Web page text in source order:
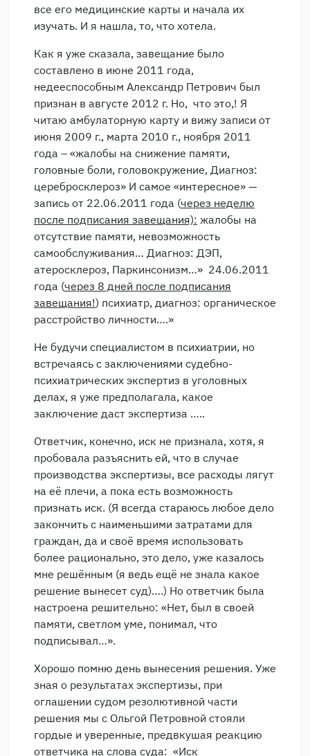
все его медицинские карты и начала их
изучать. И я нашла, то, что хотела.
Как я уже сказала, завещание было
составлено в июне 2011 года,
недееспособным Александр Петрович был
признан в августе 2012 г. Но, что это,! Я
читаю амбулаторную карту и вижу записи от
июня 2009 г., марта 2010 г., ноября 2011
года – «жалобы на снижение памяти,
головные боли, головокружение, Диагноз:
церебросклероз» И самое «интересное» —
запись от 22.06.2011 года (через неделю
после подписания завещания): жалобы на
отсутствие памяти, невозможность
самообслуживания… Диагноз: ДЭП,
атеросклероз, Паркинсонизм…» 24.06.2011
года (через 8 дней после подписания
завещания!) психиатр, диагноз: органическое
расстройство личности….»
Не будучи специалистом в психиатрии, но
встречаясь с заключениями судебно-
психиатрических экспертиз в уголовных
делах, я уже предполагала, какое
заключение даст экспертиза …..
Ответчик, конечно, иск не признала, хотя, я
пробовала разъяснить ей, что в случае
производства экспертизы, все расходы лягут
на её плечи, а пока есть возможность
признать иск. (Я всегда стараюсь любое дело
закончить с наименьшими затратами для
граждан, да и своё время использовать
более рационально, это дело, уже казалось
мне решённым (я ведь ещё не знала какое
решение вынесет суд)….) Но ответчик была
настроена решительно: «Нет, был в своей
памяти, светлом уме, понимал, что
подписывал…».
Хорошо помню день вынесения решения. Уже
зная о результатах экспертизы, при
оглашении судом резолютивной части
решения мы с Ольгой Петровной стояли
гордые и уверенные, предвкушая реакцию
ответчика на слова суда: «Иск